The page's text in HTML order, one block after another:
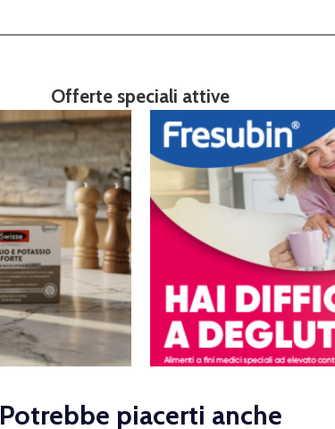
Offerte speciali attive
Potrebbe piacerti anche